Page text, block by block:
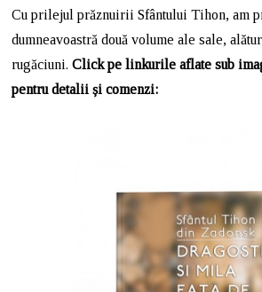
Cu prilejul prăznuirii Sfântului Tihon, am
dumneavoastră două volume ale sale,
rugăciuni.Click pe linkurile aflate sub
pentru detalii și comenzi: